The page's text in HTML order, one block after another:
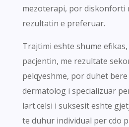
mezoterapi, por diskonforti
rezultatin e preferuar.
Trajtimi eshte shume
pacjentin, me rezultate
pelqyeshme, por duhet
dermatolog i specializuar
lart.celsi i suksesit eshte
te duhur individual per cdo